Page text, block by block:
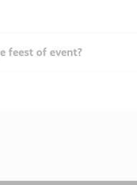
feest of event?